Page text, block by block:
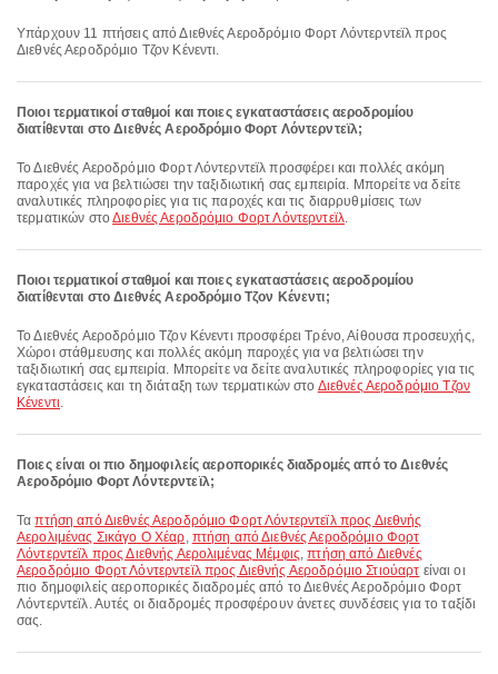
Υπάρχουν 11 πτήσεις από Διεθνές Αεροδρόμιο Φορτ Λόντερντεϊλ προς
Διεθνές Αεροδρόμιο Τζον Κένεντι.
Ποιοι τερματικοί σταθμοί και ποιες εγκαταστάσεις αεροδρομίου
διατίθενται στο Διεθνές Αεροδρόμιο Φορτ Λόντερντεϊλ;
Το Διεθνές Αεροδρόμιο Φορτ Λόντερντεϊλ προσφέρει και πολλές ακόμη
παροχές για να βελτιώσει την ταξιδιωτική σας εμπειρία. Μπορείτε να δείτε
αναλυτικές πληροφορίες για τις παροχές και τις διαρρυθμίσεις των
τερματικών στοΔιεθνές Αεροδρόμιο Φορτ Λόντερντεϊλ.
Ποιοι τερματικοί σταθμοί και ποιες εγκαταστάσεις αεροδρομίου
διατίθενται στο Διεθνές Αεροδρόμιο Τζον Κένεντι;
Το Διεθνές Αεροδρόμιο Τζον Κένεντι προσφέρει Τρένο, Αίθουσα προσευχής,
Χώροι στάθμευσης και πολλές ακόμη παροχές για να βελτιώσει την
ταξιδιωτική σας εμπειρία. Μπορείτε να δείτε αναλυτικές πληροφορίες για τις
εγκαταστάσεις και τη διάταξη των τερματικών στο Διεθνές Αεροδρόμιο Τζον
Κένεντι.
Ποιες είναι οι πιο δημοφιλείς αεροπορικές διαδρομές από το Διεθνές
Αεροδρόμιο Φορτ Λόντερντεϊλ;
Ταπτήση από Διεθνές Αεροδρόμιο Φορτ Λόντερντεϊλ προς Διεθνής
Αερολιμένας Σικάγο Ο Χέαρ, πτήση από Διεθνές Αεροδρόμιο Φορτ
Λόντερντεϊλ προς Διεθνής Αερολιμένας Μέμφις,πτήση από Διεθνές
Αεροδρόμιο Φορτ Λόντερντεϊλ προς Διεθνής Αεροδρόμιο Στιούαρτ είναι οι
πιο δημοφιλείς αεροπορικές διαδρομές από το Διεθνές Αεροδρόμιο Φορτ
Λόντερντεϊλ. Αυτές οι διαδρομές προσφέρουν άνετες συνδέσεις για το ταξίδι
σας.